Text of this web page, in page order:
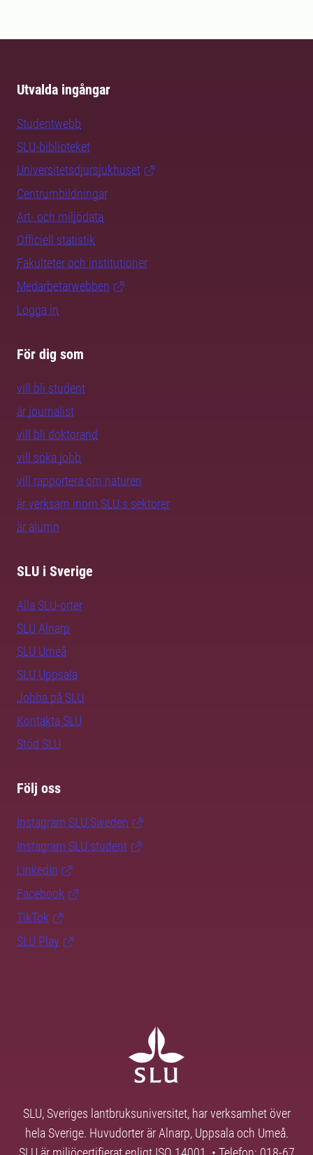
Utvalda ingångar
Studentwebb
SLU-biblioteket
Universitetsdjursjukhuset
Centrumbildningar
Art- och miljödata
Officiell statistik
Fakulteter och institutioner
Medarbetarwebben
Logga in
För dig som
vill bli student
är journalist
vill bli doktorand
vill söka jobb
vill rapportera om naturen
är verksam inom SLU:s sektorer
är alumn
SLU i Sverige
Alla SLU-orter
SLU Alnarp
SLU Umeå
SLU Uppsala
Jobba på SLU
Kontakta SLU
Stöd SLU
Följ oss
Instagram SLU.Sweden
Instagram SLU.student
LinkedIn
Facebook
TikTok
SLU Play
SLU, Sveriges lantbruksuniversitet, har verksamhet över
hela Sverige. Huvudorter är Alnarp, Uppsala och Umeå.